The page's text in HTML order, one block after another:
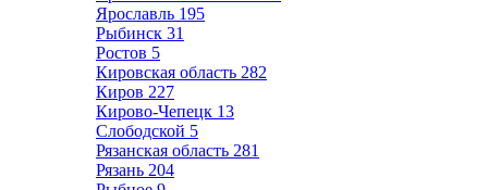
Ярославль 195
Рыбинск 31
Ростов 5
Кировская область 282
Киров 227
Кирово-Чепецк 13
Слободской 5
Рязанская область 281
Рязань 204